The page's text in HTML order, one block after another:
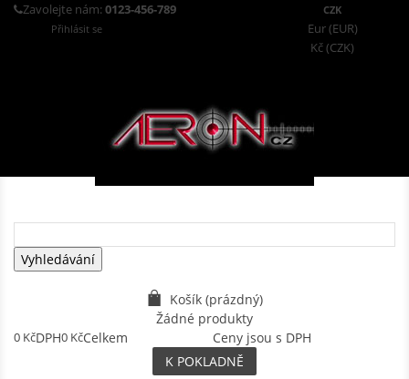
CZK
Eur (EUR)
Kč (CZK)
Zavolejte nám: 0123-456-789
Přihlásit se
Vyhledávání
Košík (prázdný)
Žádné produkty
0 KčDPH0 KčCelkem
Ceny jsou s DPH
K POKLADNĚ